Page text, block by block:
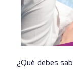
¿Qué debes